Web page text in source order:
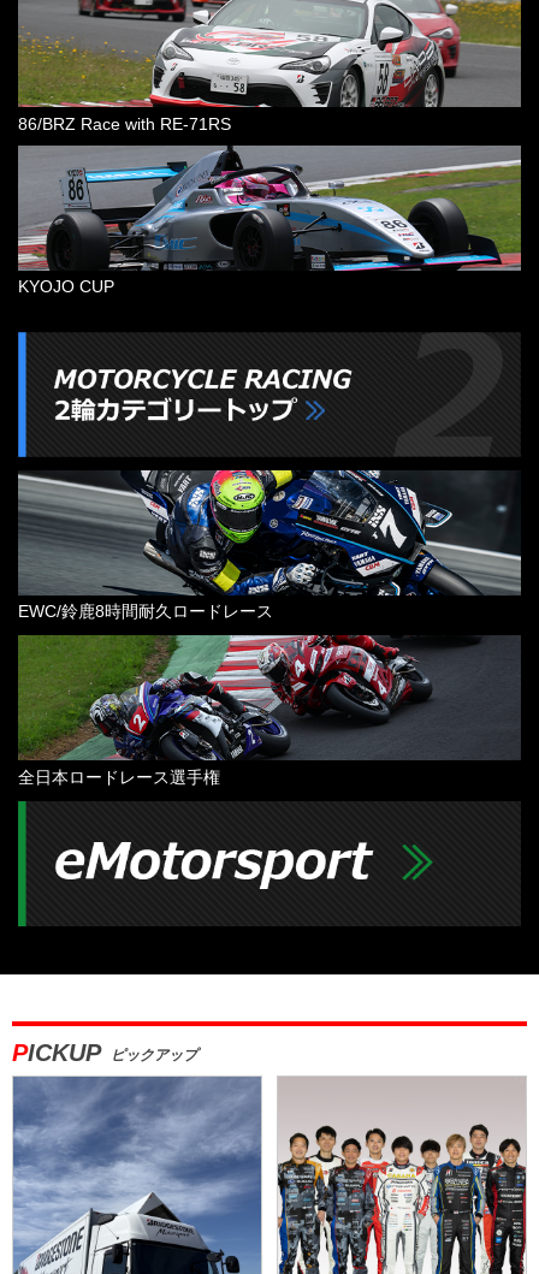
86/BRZ Race with RE-71RS
KYOJO CUP
EWC/鈴鹿8時間耐久ロードレース
全日本ロードレース選手権
PICKUP ピックアップ